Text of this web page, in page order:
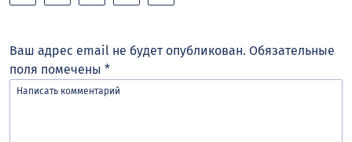
Ваш адрес email не будет опубликован. Обязательные
поля помечены *